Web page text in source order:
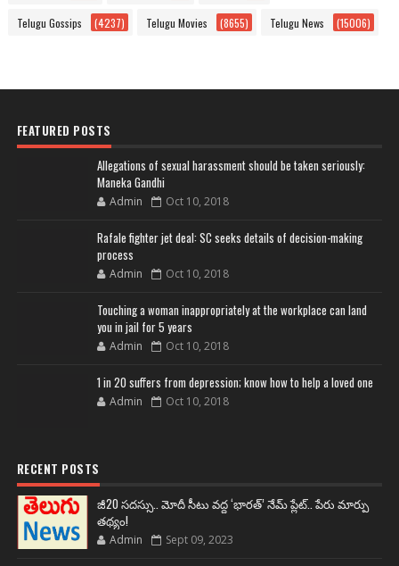
Telugu Gossips (4237) Telugu Movies (8655) Telugu News (15006)
FEATURED POSTS
Allegations of sexual harassment should be taken seriously:
Maneka Gandhi
Admin Oct 10, 2018
Rafale fighter jet deal: SC seeks details of decision-making
process
Admin Oct 10, 2018
Touching a woman inappropriately at the workplace can land
you in jail for 5 years
Admin Oct 10, 2018
1 in 20 suffers from depression; know how to help a loved one
Admin Oct 10, 2018
RECENT POSTS
జీ20 సదస్సు.. మోదీ సీటు వద్ద ‘భారత్’ నేమ్ ప్లేట్‌.. పేరు మార్పు
తథ్యం!
Admin Sept 09, 2023